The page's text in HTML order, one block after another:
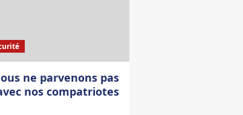
ne parvenons pas
nos compatriotes